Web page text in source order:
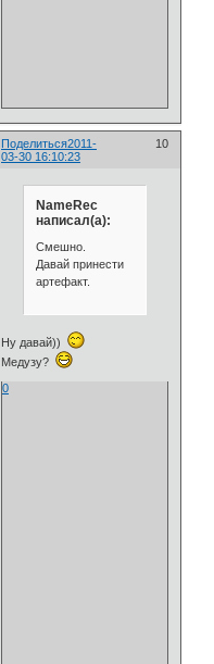
Поделиться 10
2011-
03-30 16:10:23
NameRec
написал(а):
Смешно.
Давай принести
артефакт.
Ну давай))
Медузу?
0